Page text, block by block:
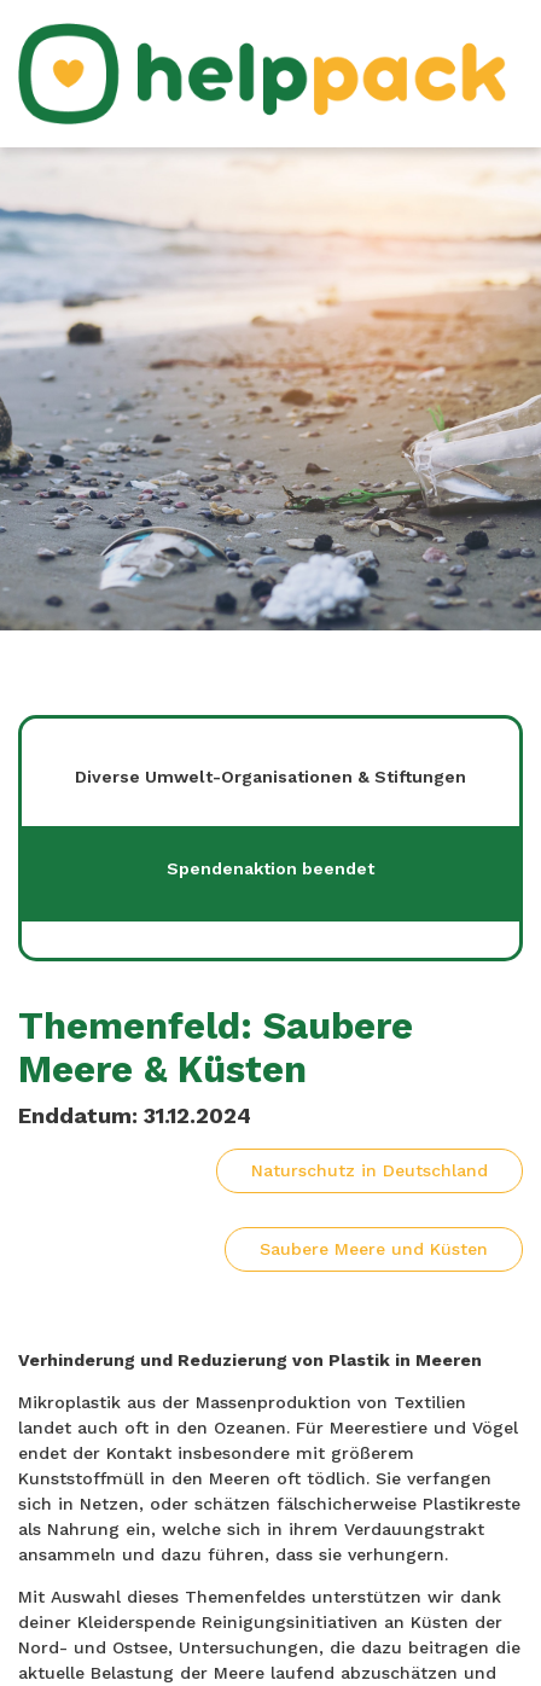
Themenfeld: Saubere
Meere & Küsten
Enddatum: 31.12.2024
Naturschutz in Deutschland
Saubere Meere und Küsten
Verhinderung und Reduzierung von Plastik in Meeren
Mikroplastik aus der Massenproduktion von Textilien
landet auch oft in den Ozeanen. Für Meerestiere und Vögel
endet der Kontakt insbesondere mit größerem
Kunststoffmüll in den Meeren oft tödlich. Sie verfangen
sich in Netzen, oder schätzen fälschicherweise Plastikreste
als Nahrung ein, welche sich in ihrem Verdauungstrakt
ansammeln und dazu führen, dass sie verhungern.
Mit Auswahl dieses Themenfeldes unterstützen wir dank
deiner Kleiderspende Reinigungsinitiativen an Küsten der
Nord- und Ostsee, Untersuchungen, die dazu beitragen die
aktuelle Belastung der Meere laufend abzuschätzen und
Diverse Umwelt-Organisationen & Stiftungen
Spendenaktion beendet